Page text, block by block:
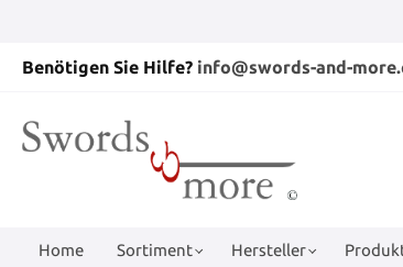
Benötigen Sie Hilfe? info@swords-and-
Home Sortiment Hersteller